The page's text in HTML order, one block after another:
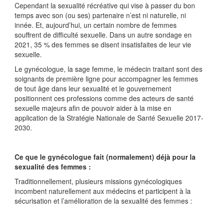
Cependant la sexualité récréative qui vise à passer du bon
temps avec son (ou ses) partenaire n’est ni naturelle, ni
innée. Et, aujourd’hui, un certain nombre de femmes
souffrent de difficulté sexuelle. Dans un autre sondage en
2021, 35 % des femmes se disent insatisfaites de leur vie
sexuelle.
Le gynécologue, la sage femme, le médecin traitant sont des
soignants de première ligne pour accompagner les femmes
de tout âge dans leur sexualité et le gouvernement
positionnent ces professions comme des acteurs de santé
sexuelle majeurs afin de pouvoir aider à la mise en
application de la Stratégie Nationale de Santé Sexuelle 2017-
2030.
Ce que le gynécologue fait (normalement) déjà pour la
sexualité des femmes :
Traditionnellement, plusieurs missions gynécologiques
incombent naturellement aux médecins et participent à la
sécurisation et l’amélioration de la sexualité des femmes :